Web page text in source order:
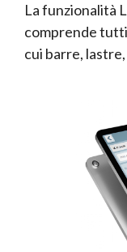
La funzionalità
comprende
cui barre,